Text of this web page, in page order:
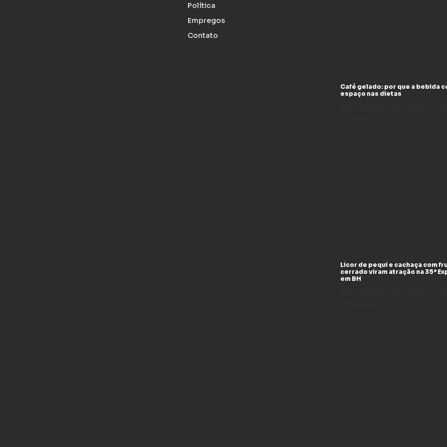
Política
Empregos
Contato
Café gelado: por que a bebida
espaço nas dietas
Licor de pequi e cachaça com
cerrado viram atração na 35ª
em BH